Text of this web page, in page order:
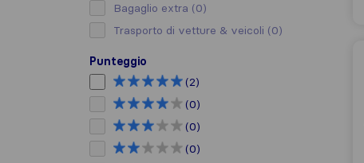
Bagaglio extra (0)
Trasporto di vetture & veicoli (0)
Punteggio
(2)
(0)
(0)
(0)